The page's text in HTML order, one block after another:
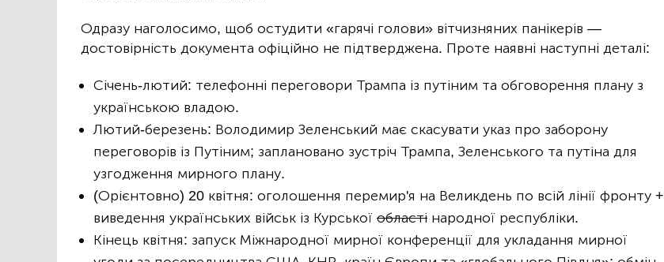
Одразу наголосимо, щоб остудити «гарячі голови» вітчизняних панікерів —
достовірність документа офіційно не підтверджена. Проте наявні наступні деталі:
Січень-лютий: телефонні переговори Трампа із путіним та обговорення плану з
українською владою.
Лютий-березень: Володимир Зеленський має скасувати указ про заборону
переговорів із Путіним; заплановано зустріч Трампа, Зеленського та путіна для
узгодження мирного плану.
(Орієнтовно) 20 квітня: оголошення перемир'я на Великдень по всій лінії фронту +
виведення українських військ із Курської області народної республіки.
Кінець квітня: запуск Міжнародної мирної конференції для укладання мирної